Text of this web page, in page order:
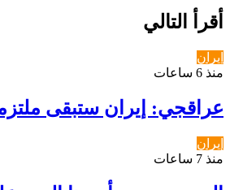
أقرأ التالي
ايران
منذ 6 ساعات
عراقجي: إيران ستبقى
إيران
منذ 7 ساعات